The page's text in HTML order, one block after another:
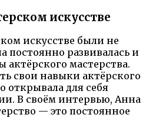
искусстве
искусстве были не
постоянно развивалась и
актёрского мастерства.
свои навыки актёрского
открывала для себя
В своём интервью, Анна
— это постоянное